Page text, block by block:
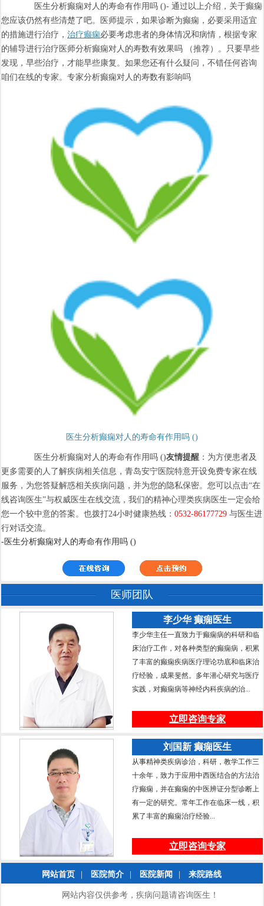
医生分析癫痫对人的寿命有作用吗 ()- 通过以上介绍，关于癫痫
您应该仍然有些清楚了吧。医师提示，如果诊断为癫痫，必要采用适宜
的措施进行治疗，治疗癫痫必要考虑患者的身体情况和病情，根据专家
的辅导进行治疗医师分析癫痫对人的寿数有效果吗 （推荐）。只要早些
发现，早些治疗，才能早些康复。如果您还有什么疑问，不错任何咨询
咱们在线的专家。专家分析癫痫对人的寿数有影响吗
医生分析癫痫对人的寿命有作用吗 ()
医生分析癫痫对人的寿命有作用吗 ()友情提醒 ：为方便患者及
更多需要的人了解疾病相关信息，青岛安宁医院特意开设免费专家在线
服务，为您答疑解惑相关疾病问题，并为您的隐私保密。您可以点击“在
线咨询医生”与权威医生在线交流，我们的精神心理类疾病医生一定会给
您一个较中意的答案。也拨打24小时健康热线：0532-86177729 与医生进
行对话交流。
-医生分析癫痫对人的寿命有作用吗 ()
医师团队
李少华 癫痫医生
李少华主任一直致力于癫痫病的科研和临
床治疗工作，对各种类型的癫痫病，积累
了丰富的癫痫疾病医疗理论功底和临床治
疗经验，成果斐然。多年潜心研究与医疗
实践，对癫痫病等神经内科疾病的治...
立即咨询专家
刘国新 癫痫医生
从事精神类疾病诊治，科研，教学工作三
十余年，致力于应用中西医结合的方法治
疗癫痫，并在癫痫的中医辨证分型诊断上
有一定的研究。常年工作在临床一线，积
累了丰富的癫痫治疗经验...
立即咨询专家
网站首页 医院简介 医院新闻 来院路线
网站内容仅供参考，疾病问题请咨询医生！